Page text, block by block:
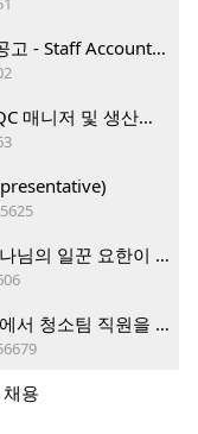
[서북미 H마트 본부] 재무회계팀 채용 공고 - Staff Accountant
[그린라이프] 오피스 매니저 & 제조부 QC 매니저 및 생산직, 웨어하우스 직원 모집
진짜가 나타났다! 30년 경력 건축가, 하나님의 일꾼 요한이 책임 시공합니다.
레드몬드에 위치한 커머셜 클리닝 업체에서 청소팀 직원을 모집합니다.
용